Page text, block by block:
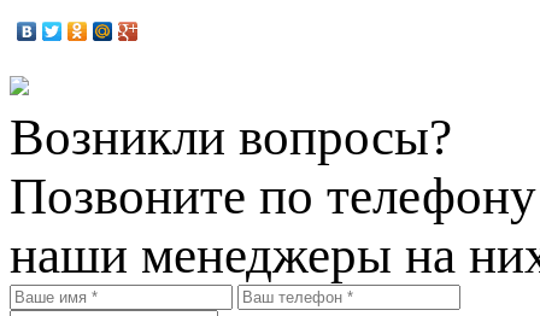
Возникли вопросы?
Позвоните по
наши менеджеры на